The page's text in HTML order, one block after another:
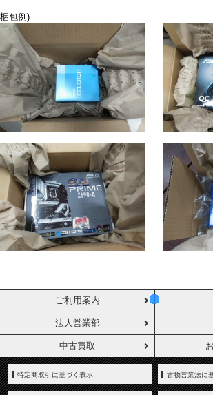
梱包例)
ご利用案内
法人営業部
中古買取
特定商取引に基づく表示 古物営業法に